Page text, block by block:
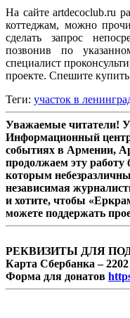
На сайте artdecoclub.ru
коттеджам, можно
сделать запрос
позвонив по
специалист
проекте. Спешите
Теги: участок в
Уважаемые читатели!
Информационный
событиях в Армении,
продолжаем эту работу
которым
независимая
и хотите, чтобы
можете поддержать
РЕКВИЗИТЫ ДЛЯ
Карта Сбербанка – 2202
Форма для донатов